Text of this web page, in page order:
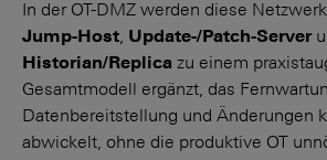
In der OT-DMZ werden diese
Jump-Host, Update-/Patch-Server
Historian/Replica zu einem
Gesamtmodell ergänzt, das
Datenbereitstellung und Änderungen
abwickelt, ohne die produktive OT